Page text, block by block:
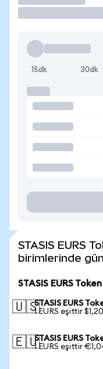
15dk 30dk
STASIS EURS
birimlerinde
STASIS EURS
🇺🇸STASIS EURS
1 EURS eşittir $1,20
🇪🇺STASIS EURS
1 EURS eşittir